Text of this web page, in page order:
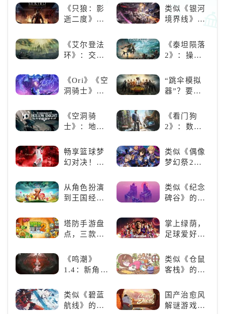
六号M》是
否值得入
游戏盛宴与
瑕疵
《只狼：影
逝二度》：
魄的忍者之
旅
类似《银河
境界线》的
类手游推
荐：极致策
略，无限可
《艾尔登法
环》：交界
奇与魂系新
巅峰
《泰坦陨落
2》：操控
未来战场；
跑酷突袭，
改写战斗格
《Ori》《空
洞骑士》
胞》横向对
比，不知道
“跳伞模拟
器”？要
“刚”？
《空洞骑
士》：地下
探索与极致
冒险
《看门狗
2》：数字
狂欢
畅享篮球梦
幻对决！
2K24梦幻球
队》类似游
类似《偶像
梦幻祭2》
游推荐：完
美还原偶像
像团
从角色扮演
到王国经
游为何能俘
获玩家心？
类似《纪念
碑谷》的解
荐：体验沉
浸式解谜，
拾取遗失的
塔防手游盘
点，三款不
防佳作
掌上绿荫，
足球爱好者
况足球》
《鸣潮》
1.4：新角
情，全新冒
险体验！
类似《仓鼠
客栈》的萌
荐！快来养
赛博宠物
类似《碧蓝
航线》的养
国产治愈风
解谜游戏